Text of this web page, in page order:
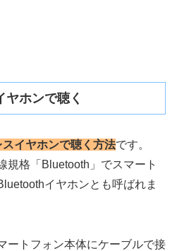
ヤホンで聴く
スイヤホンで聴く方法です。
規格「Bluetooth」でスマート
イヤホンとも呼ばれま
ートフォン本体にケーブルで接